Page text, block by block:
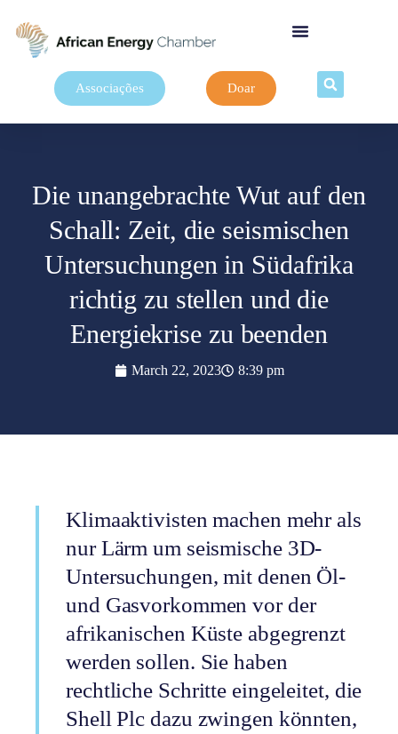
Associações Doar
Die unangebrachte Wut auf den
Schall: Zeit, die seismischen
Untersuchungen in Südafrika
richtig zu stellen und die
Energiekrise zu beenden
March 22, 2023 8:39 pm
Klimaaktivisten machen mehr als
nur Lärm um seismische 3D-
Untersuchungen, mit denen Öl-
und Gasvorkommen vor der
afrikanischen Küste abgegrenzt
werden sollen. Sie haben
rechtliche Schritte eingeleitet, die
Shell Plc dazu zwingen könnten,